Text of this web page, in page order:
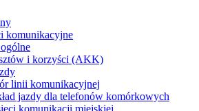
komunikacyjne
i korzyści (AKK)
linii komunikacyjnej
jazdy dla telefonów komórkowych
komunikacji miejskiej